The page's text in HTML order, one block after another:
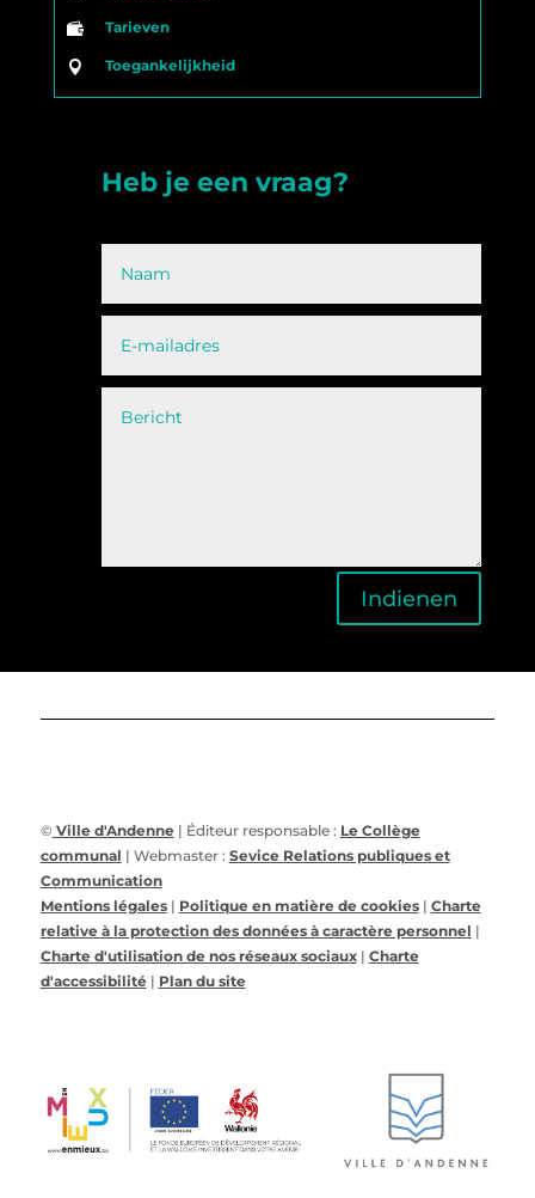
 Tarieven
 Toegankelijkheid
Heb je een vraag?
Indienen
© Ville d'Andenne| Éditeur responsable : Le Collège
communal | Webmaster : Sevice Relations publiques et
Communication
Mentions légales| Politique en matière de cookies| Charte
relative à la protection des données à caractère personnel |
Charte d'utilisation de nos réseaux sociaux| Charte
d'accessibilité| Plan du site